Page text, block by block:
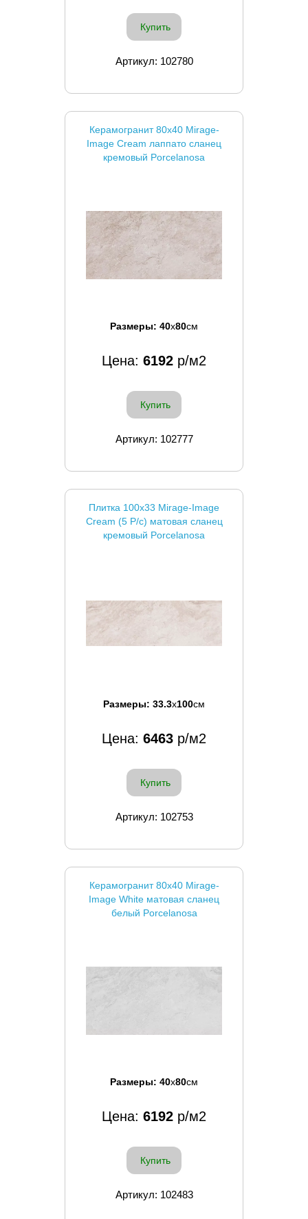
Купить
Артикул: 102780
Керамогранит 80x40 Mirage-
Image Cream лаппато сланец
кремовый Porcelanosa
Размеры: 40x80см
Цена: 6192 р/м2
Купить
Артикул: 102777
Плитка 100x33 Mirage-Image
Cream (5 P/c) матовая сланец
кремовый Porcelanosa
Размеры: 33.3x100см
Цена: 6463 р/м2
Купить
Артикул: 102753
Керамогранит 80x40 Mirage-
Image White матовая сланец
белый Porcelanosa
Размеры: 40x80см
Цена: 6192 р/м2
Купить
Артикул: 102483